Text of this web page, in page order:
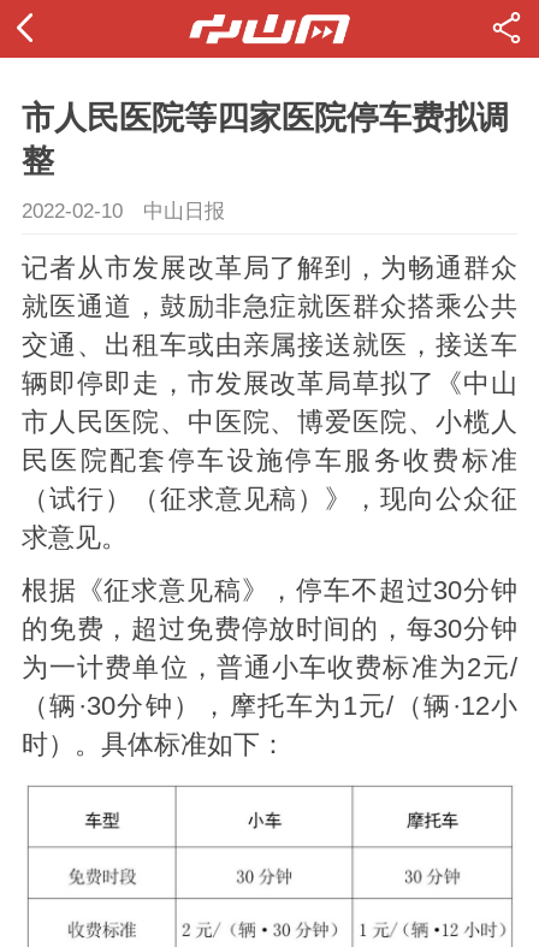
市人民医院等四家医院停车费拟调
整
2022-02-10 中山日报
记者从市发展改革局了解到，为畅通群众
就医通道，鼓励非急症就医群众搭乘公共
交通、出租车或由亲属接送就医，接送车
辆即停即走，市发展改革局草拟了《中山
市人民医院、中医院、博爱医院、小榄人
民医院配套停车设施停车服务收费标准
（试行）（征求意见稿）》，现向公众征
求意见。
根据《征求意见稿》，停车不超过30分钟
的免费，超过免费停放时间的，每30分钟
为一计费单位，普通小车收费标准为2元/
（辆·30分钟），摩托车为1元/（辆·12小
时）。具体标准如下：